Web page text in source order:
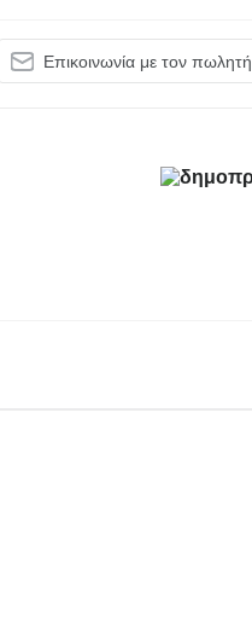
Επικοινωνία με τον πωλητή